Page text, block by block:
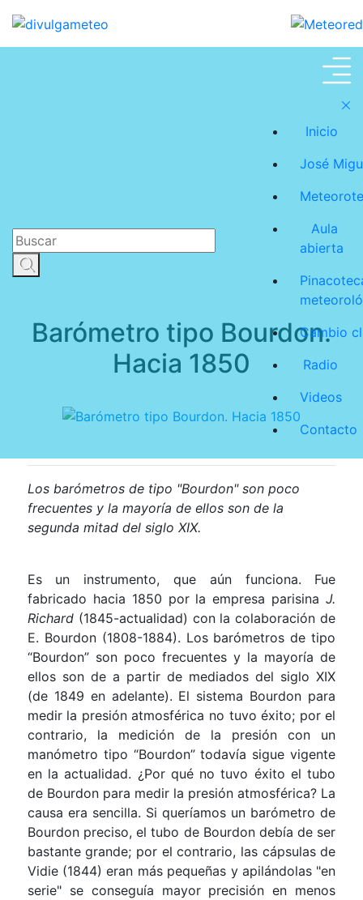
Inicio
José
Aula
abierta
Cambio
Radio
Videos
Contacto
Instrumentos
meteorológicos
Barómetro tipo Bourdon.
Hacia 1850
Los barómetros de tipo "Bourdon" son poco
frecuentes y la mayoría de ellos son de la
segunda mitad del siglo XIX.
Es un instrumento, que aún funciona. Fue
fabricado hacia 1850 por la empresa parisinaJ.
Richard(1845-actualidad) con la colaboración de
E. Bourdon (1808-1884). Los barómetros de tipo
“Bourdon” son poco frecuentes y la mayoría de
ellos son de a partir de mediados del siglo XIX
(de 1849 en adelante). El sistema Bourdon para
medir la presión atmosférica no tuvo éxito; por el
contrario, la medición de la presión con un
manómetro tipo “Bourdon” todavía sigue vigente
en la actualidad. ¿Por qué no tuvo éxito el tubo
de Bourdon para medir la presión atmosférica? La
causa era sencilla. Si queríamos un barómetro de
Bourdon preciso, el tubo de Bourdon debía de ser
bastante grande; por el contrario, las cápsulas de
Vidie (1844) eran más pequeñas y apilándolas "en
serie" se conseguía mayor precisión en menos